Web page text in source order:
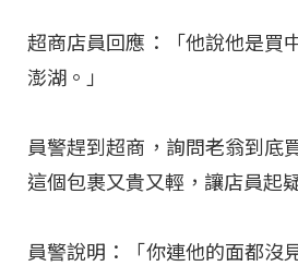
超商店員回應：「他說他是買
澎湖。」
員警趕到超商，詢問老翁到底
這個包裹又貴又輕，讓店員起
員警說明：「你連他的面都沒